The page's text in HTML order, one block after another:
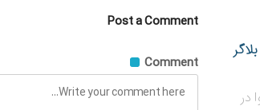
Post a Comment
Comment
در